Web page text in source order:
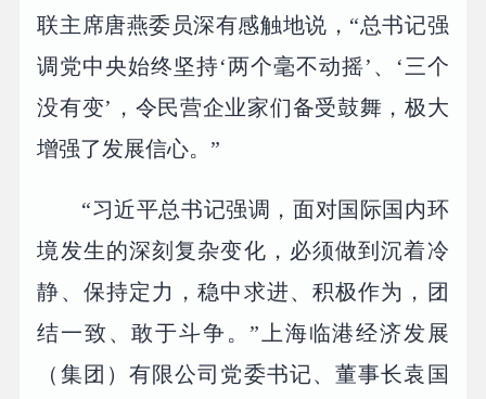
联主席唐燕委员深有感触地说，“总书记强
调党中央始终坚持‘两个毫不动摇’、‘三个
没有变’，令民营企业家们备受鼓舞，极大
增强了发展信心。”
“习近平总书记强调，面对国际国内环
境发生的深刻复杂变化，必须做到沉着冷
静、保持定力，稳中求进、积极作为，团
结一致、敢于斗争。”上海临港经济发展
（集团）有限公司党委书记、董事长袁国